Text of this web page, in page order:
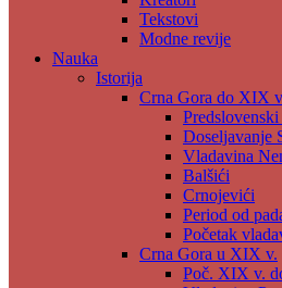
Tekstovi
Modne revije
Nauka
Istorija
Crna Gora do XIX
Doseljavanje
Vladavina
Balšići
Crnojevići
Period od
Početak
Crna Gora u XIX v.
Poč. XIX v.